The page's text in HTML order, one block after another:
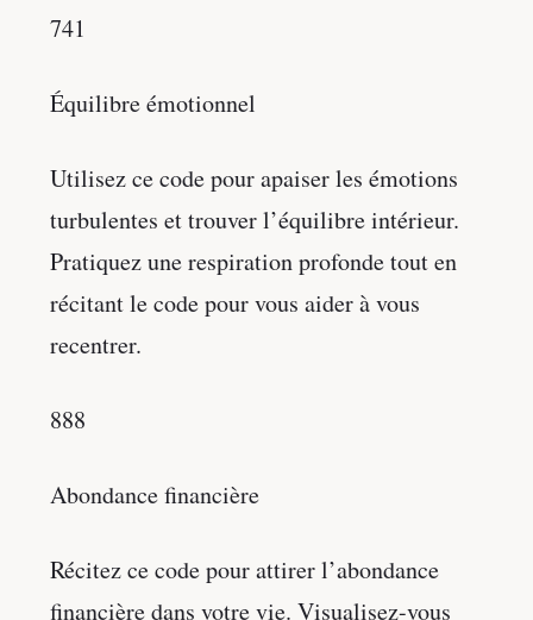
741
Équilibre émotionnel
Utilisez ce code pour apaiser les émotions
turbulentes et trouver l’équilibre intérieur.
Pratiquez une respiration profonde tout en
récitant le code pour vous aider à vous
recentrer.
888
Abondance financière
Récitez ce code pour attirer l’abondance
financière dans votre vie. Visualisez-vous